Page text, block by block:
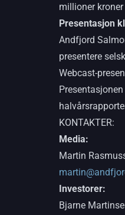
millioner
Presentasjon
Andfjord
presentere
Webcast-
KONTAKTER:
Media:
Martin
Investorer:
Bjarne